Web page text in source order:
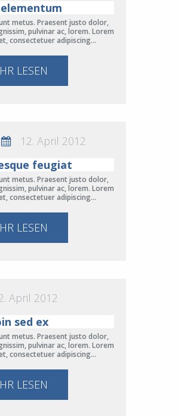
metus. Praesent justo dolor,
pulvinar ac, lorem. Lorem
consectetuer adipiscing…
LESEN
12. April 2012
feugiat
metus. Praesent justo dolor,
pulvinar ac, lorem. Lorem
consectetuer adipiscing…
LESEN
April 2012
sed ex
metus. Praesent justo dolor,
pulvinar ac, lorem. Lorem
consectetuer adipiscing…
LESEN